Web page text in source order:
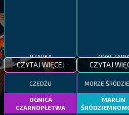
CZYTAJ WIĘCEJ CZYTAJ
CZEDŻU
OGNICA
CZARNOPŁETWA
MORZE
MARLIN